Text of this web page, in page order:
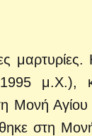
μ.Χ.),
Μονή
στη